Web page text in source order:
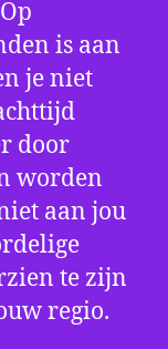
is aan
je niet
door
worden
aan jou
te zijn
regio.